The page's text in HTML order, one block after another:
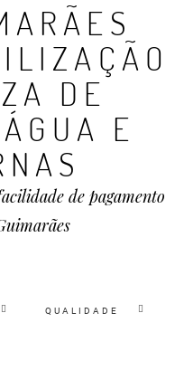
DE
E
de pagamento
QUALIDADE